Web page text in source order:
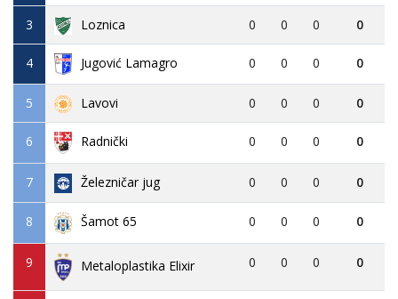
3 Loznica 0 0 0 0
4 Jugović Lamagro 0 0 0 0
5 Lavovi 0 0 0 0
6 Radnički 0 0 0 0
7 Železničar jug 0 0 0 0
8 Šamot 65 0 0 0 0
9 Metaloplastika Elixir 0 0 0 0